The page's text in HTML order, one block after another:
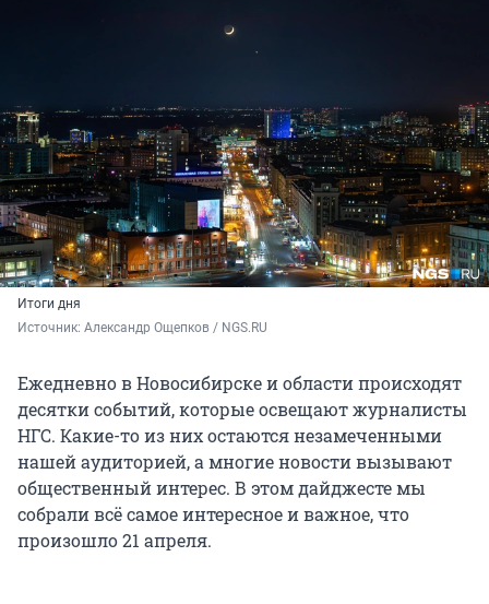
Итоги дня
Источник: Александр Ощепков / NGS.RU
Ежедневно в Новосибирске и области происходят
десятки событий, которые освещают журналисты
НГС. Какие-то из них остаются незамеченными
нашей аудиторией, а многие новости вызывают
общественный интерес. В этом дайджесте мы
собрали всё самое интересное и важное, что
произошло 21 апреля.